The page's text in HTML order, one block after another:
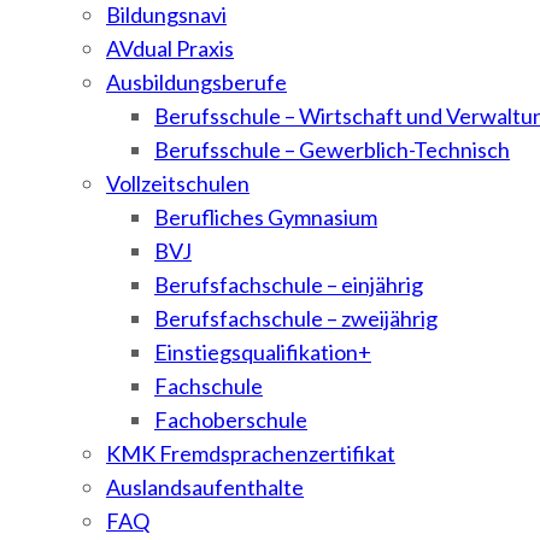
Bildungsnavi
AVdual Praxis
Ausbildungsberufe
Berufsschule – Wirtschaft und
Berufsschule – Gewerblich-Technisch
Vollzeitschulen
Berufliches Gymnasium
BVJ
Berufsfachschule – einjährig
Berufsfachschule – zweijährig
Einstiegsqualifikation+
Fachschule
Fachoberschule
KMK Fremdsprachenzertifikat
Auslandsaufenthalte
FAQ